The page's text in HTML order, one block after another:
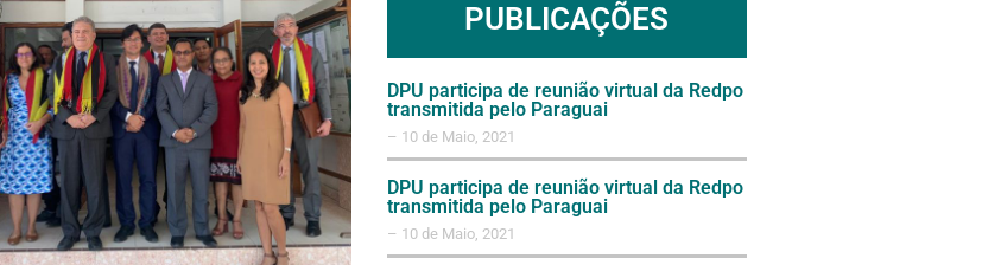
PUBLICAÇÕES
DPU participa de reunião virtual da Redpo
transmitida pelo Paraguai
– 10 de Maio, 2021
DPU participa de reunião virtual da Redpo
transmitida pelo Paraguai
– 10 de Maio, 2021